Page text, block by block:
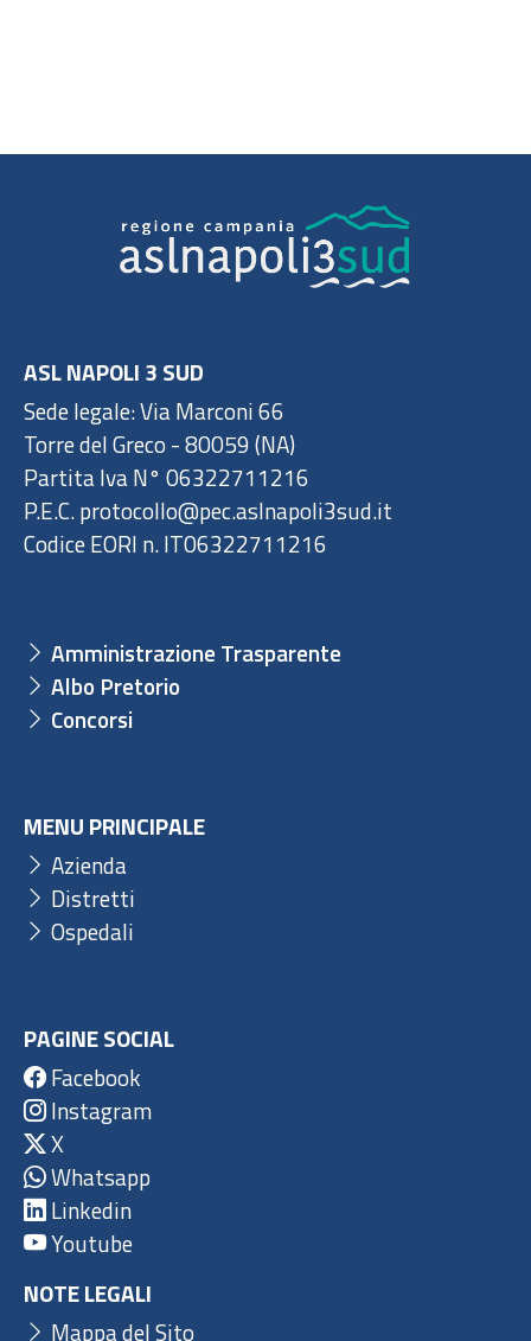
ASL NAPOLI 3 SUD
Sede legale: Via Marconi 66
Torre del Greco - 80059 (NA)
Partita Iva N° 06322711216
P.E.C. protocollo@pec.aslnapoli3sud.it
Codice EORI n. IT06322711216
Amministrazione Trasparente
Albo Pretorio
Concorsi
MENU PRINCIPALE
Azienda
Distretti
Ospedali
PAGINE SOCIAL
Facebook
Instagram
X
Whatsapp
Linkedin
Youtube
NOTE LEGALI
Mappa del Sito